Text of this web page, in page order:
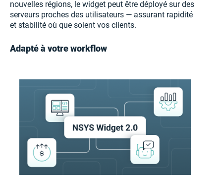
nouvelles régions, le widget peut être déployé sur des
serveurs proches des utilisateurs — assurant rapidité
et stabilité où que soient vos clients.
Adapté à votre workflow